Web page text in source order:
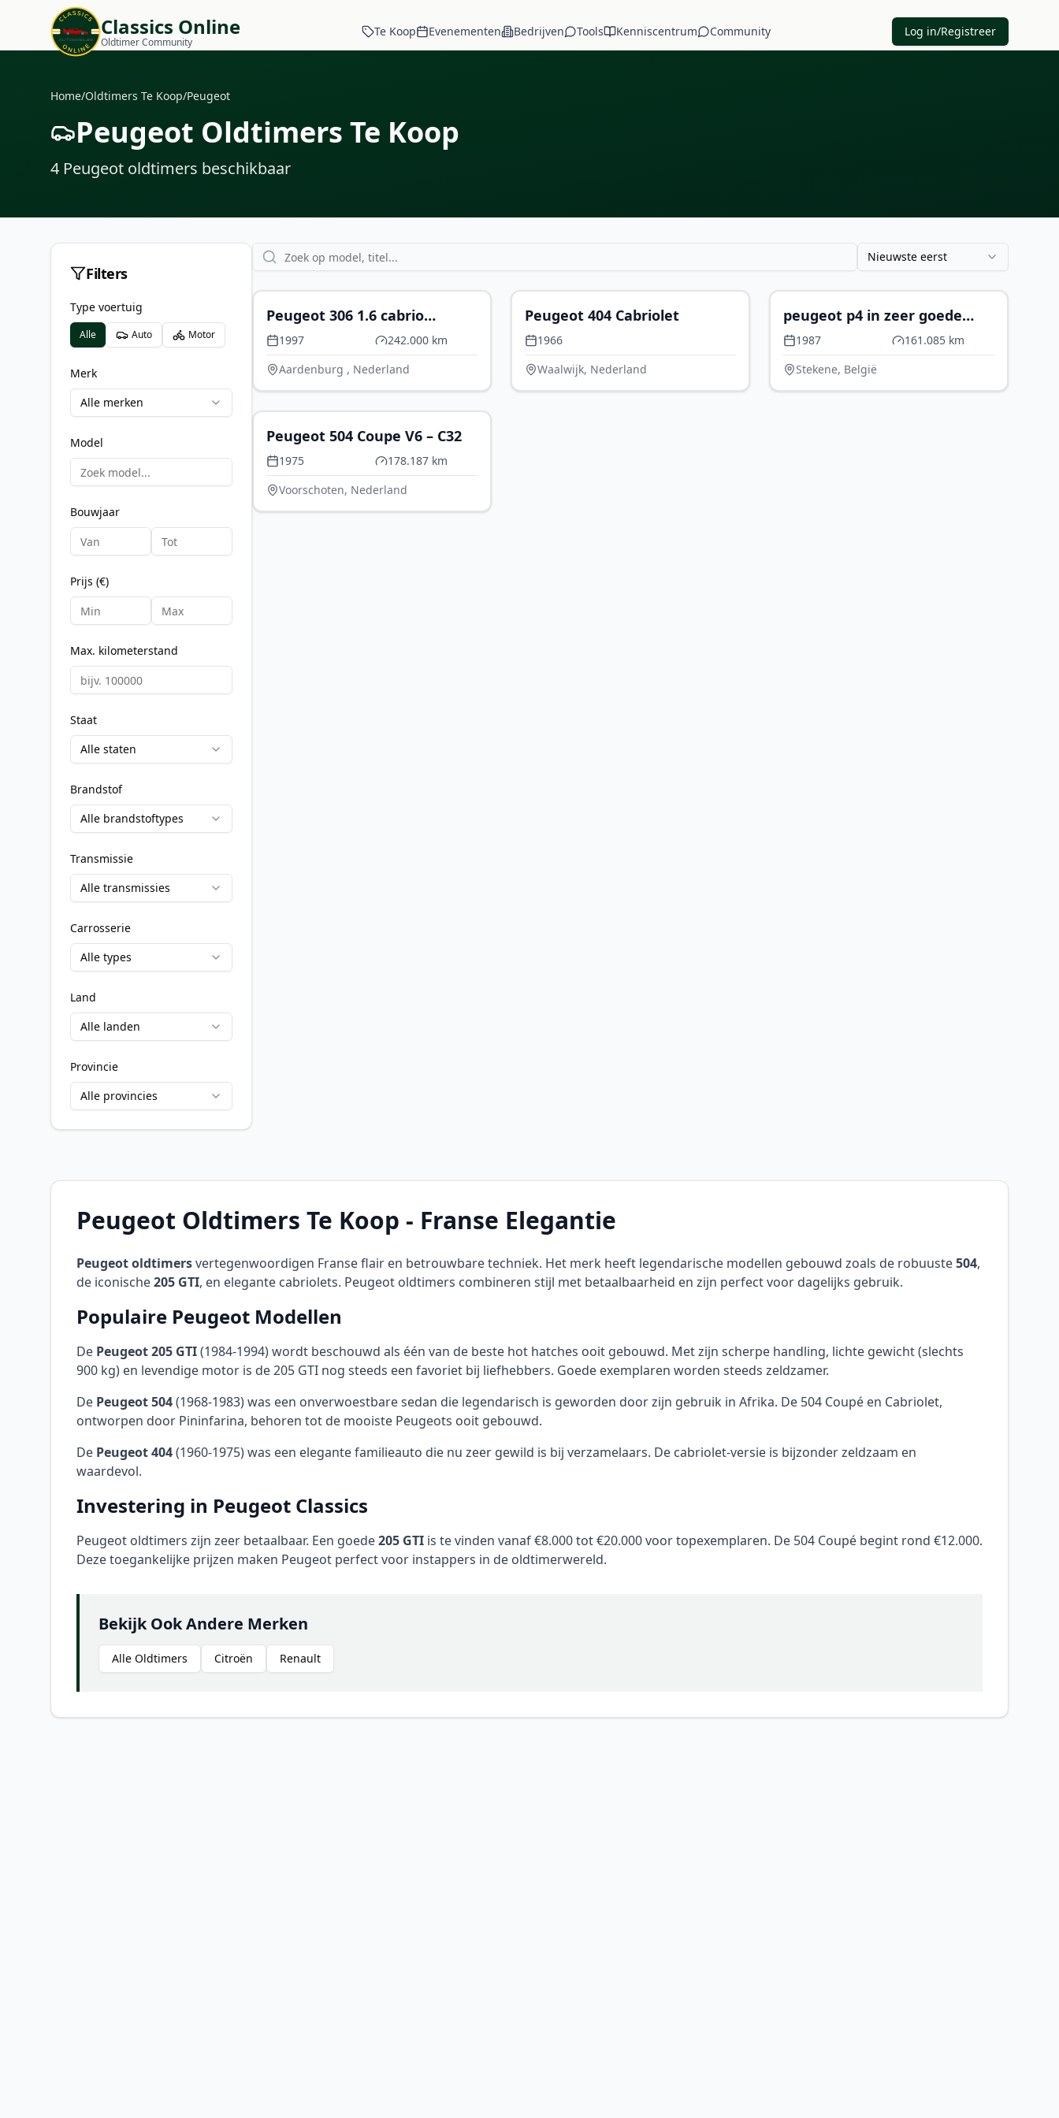
Classics Online
Oldtimer Community
Te Koop Evenementen Bedrijven Tools Kenniscentrum Community Log in/Registreer
Home/Oldtimers Te Koop/Peugeot
Peugeot Oldtimers Te Koop
4 Peugeot oldtimers beschikbaar
Filters
Type voertuig
Alle Auto Motor
Merk
Alle merken
Model
Bouwjaar
Prijs (€)
Max. kilometerstand
Staat
Alle staten
Brandstof
Alle brandstoftypes
Transmissie
Alle transmissies
Carrosserie
Alle types
Land
Alle landen
Provincie
Alle provincies
Nieuwste eerst
Peugeot 306 1.6 cabrio
Peninfarina
1997
242.000 km
Aardenburg , Nederland
Peugeot 404 Cabriolet
1966
Waalwijk, Nederland
peugeot p4 in zeer goede
staat
1987
161.085 km
Stekene, België
Peugeot 504 Coupe V6 – C32
1975
178.187 km
Voorschoten, Nederland
Peugeot Oldtimers Te Koop - Franse Elegantie
Peugeot oldtimersvertegenwoordigen Franse flair en betrouwbare techniek. Het merk heeft legendarische modellen gebouwd zoals de robuuste504,
de iconische205 GTI, en elegante cabriolets. Peugeot oldtimers combineren stijl met betaalbaarheid en zijn perfect voor dagelijks gebruik.
Populaire Peugeot Modellen
De Peugeot 205 GTI(1984-1994) wordt beschouwd als één van de beste hot hatches ooit gebouwd. Met zijn scherpe handling, lichte gewicht (slechts
900 kg) en levendige motor is de 205 GTI nog steeds een favoriet bij liefhebbers. Goede exemplaren worden steeds zeldzamer.
De Peugeot 504(1968-1983) was een onverwoestbare sedan die legendarisch is geworden door zijn gebruik in Afrika. De 504 Coupé en Cabriolet,
ontworpen door Pininfarina, behoren tot de mooiste Peugeots ooit gebouwd.
De Peugeot 404(1960-1975) was een elegante familieauto die nu zeer gewild is bij verzamelaars. De cabriolet-versie is bijzonder zeldzaam en
waardevol.
Investering in Peugeot Classics
Peugeot oldtimers zijn zeer betaalbaar. Een goede205 GTI is te vinden vanaf €8.000 tot €20.000 voor topexemplaren. De 504 Coupé begint rond €12.000.
Deze toegankelijke prijzen maken Peugeot perfect voor instappers in de oldtimerwereld.
Bekijk Ook Andere Merken
Alle Oldtimers Citroën Renault